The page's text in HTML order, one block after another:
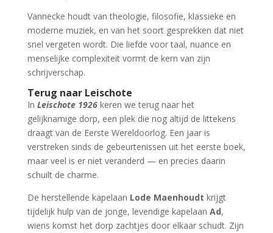
Vannecke houdt van theologie, filosofie, klassieke en
moderne muziek, en van het soort gesprekken dat niet
snel vergeten wordt. Die liefde voor taal, nuance en
menselijke complexiteit vormt de kern van zijn
schrijverschap.
Terug naar Leischote
In Leischote 1926keren we terug naar het
gelijknamige dorp, een plek die nog altijd de littekens
draagt van de Eerste Wereldoorlog. Een jaar is
verstreken sinds de gebeurtenissen uit het eerste boek,
maar veel is er niet veranderd — en precies daarin
schuilt de charme.
De herstellende kapelaan Lode Maenhoudt krijgt
tijdelijk hulp van de jonge, levendige kapelaan Ad,
wiens komst het dorp zachtjes door elkaar schudt. Zijn